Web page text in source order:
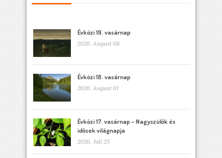
Évközi 19. vasárnap
2026. August 08
Évközi 18. vasárnap
2026. August 01
Évközi 17. vasárnap – Nagyszülők és
idősek világnapja
2026. Juli 25